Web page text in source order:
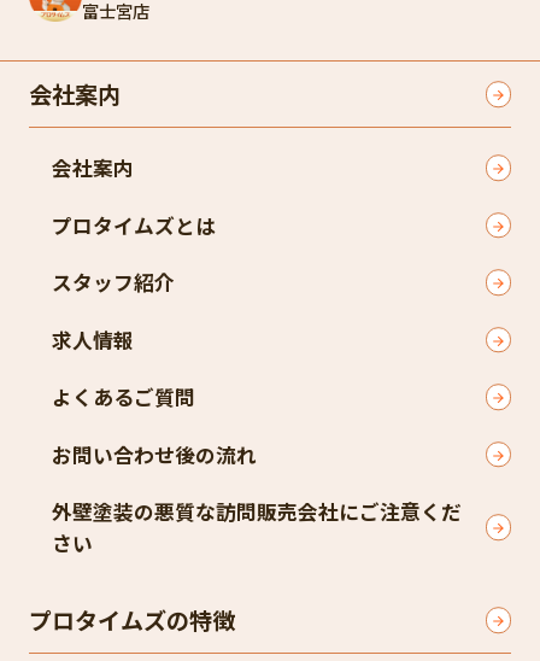
富士宮店
会社案内
会社案内
プロタイムズとは
スタッフ紹介
求人情報
よくあるご質問
お問い合わせ後の流れ
外壁塗装の悪質な訪問販売会社にご注意くだ
さい
プロタイムズの特徴